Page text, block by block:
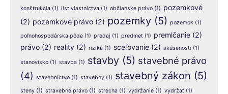
konštrukcia (1) list vlastníctva (1) občianske právo (1) pozemkové
(2) pozemkové právo (2) pozemky (5) pozemok (1)
poľnohospodárska pôda (1) predaj (1) predmet (1) premlčanie (2)
právo (2) reality (2) riziká (1) sceľovanie (2) skúsenosti (1)
stanovisko (1) stavba (1) stavby (5) stavebné právo
(4) stavebníctvo (1) stavebný (1) stavebný zákon (5)
steny (1) stravebné právo (1) strecha (1) vydržanie (1) vydržať (1)